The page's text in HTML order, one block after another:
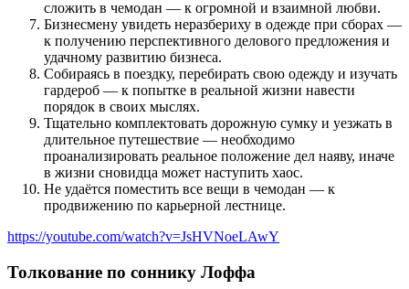
сложить в чемодан — к огромной и взаимной любви.
Бизнесмену увидеть неразбериху в одежде при сборах —
к получению перспективного делового предложения и
удачному развитию бизнеса.
Собираясь в поездку, перебирать свою одежду и изучать
гардероб — к попытке в реальной жизни навести
порядок в своих мыслях.
Тщательно комплектовать дорожную сумку и уезжать в
длительное путешествие — необходимо
проанализировать реальное положение дел наяву, иначе
в жизни сновидца может наступить хаос.
Не удаётся поместить все вещи в чемодан — к
продвижению по карьерной лестнице.
https://youtube.com/watch?v=JsHVNoeLAwY
Толкование по соннику Лоффа